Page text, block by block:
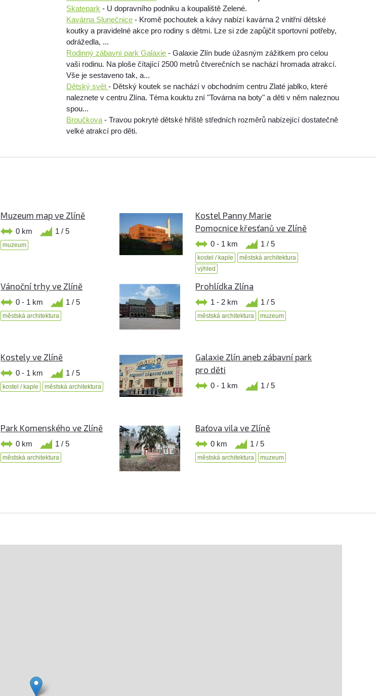
Skatepark - U dopravního podniku a koupaliště Zelené.
Kavárna Slunečnice - Kromě pochoutek a kávy nabízí kavárna 2 vnitřní dětské
koutky a pravidelné akce pro rodiny s dětmi. Lze si zde zapůjčit sportovní potřeby,
odrážedla, ...
Rodinný zábavní park Galaxie - Galaxie Zlín bude úžasným zážitkem pro celou
vaši rodinu. Na ploše čítající 2500 metrů čtverečních se nachází hromada atrakcí.
Vše je sestaveno tak, a...
Dětský svět- Dětský koutek se nachází v obchodním centru Zlaté jablko, které
naleznete v centru Zlína. Téma kouktu zní "Továrna na boty" a děti v něm naleznou
spou...
Broučkova - Travou pokryté dětské hřiště středních rozměrů nabízející dostatečně
velké atrakcí pro děti.
Muzeum map ve Zlíně
0 km 1 / 5
muzeum
Kostel Panny Marie
Pomocnice křesťanů ve Zlíně
0 - 1 km 1 / 5
kostel / kaple
městská architektura
výhled
Vánoční trhy ve Zlíně
0 - 1 km 1 / 5
městská architektura
Prohlídka Zlína
1 - 2 km 1 / 5
městská architektura muzeum
Kostely ve Zlíně
0 - 1 km 1 / 5
kostel / kaple městská architektura
Galaxie Zlín aneb zábavní park
pro děti
0 - 1 km 1 / 5
Park Komenského ve Zlíně
0 km 1 / 5
městská architektura
Baťova vila ve Zlíně
0 km 1 / 5
městská architektura muzeum